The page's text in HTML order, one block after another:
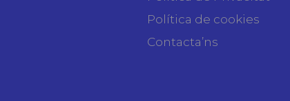
Política de cookies
Contacta’ns